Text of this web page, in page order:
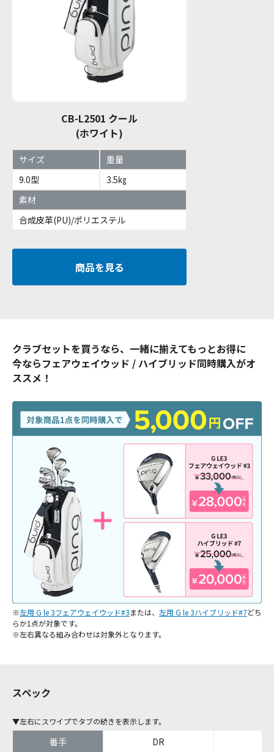
CB-L2501 クール
(ホワイト)
サイズ
9.0型
重量
3.5㎏
素材
合成皮革(PU)/ポリエステル
商品を見る
クラブセットを買うなら、一緒に揃えてもっとお得に
今ならフェアウェイウッド / ハイブリッド同時購入がオ
ススメ！
※左用 G le 3フェアウェイウッド#3または、 左用 G le 3ハイブリッド#7どち
らか1点が対象です。
※左右異なる組み合わせは対象外となります。
スペック
▼左右にスワイプでタブの続きを表示します。
番手 DR